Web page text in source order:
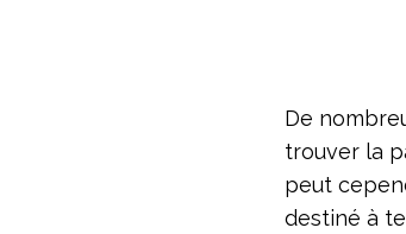
De
trouver la
peut
destiné à